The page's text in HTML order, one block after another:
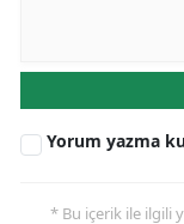
Yorum yazma
* Bu içerik ile ilgili